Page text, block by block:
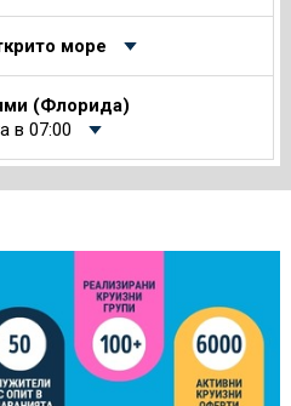
море
(Флорида)
в 07:00